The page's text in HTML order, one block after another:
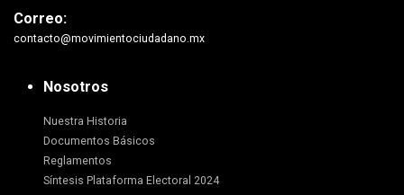
Correo:
contacto@movimientociudadano.mx
Nosotros
Nuestra Historia
Documentos Básicos
Reglamentos
Síntesis Plataforma Electoral 2024